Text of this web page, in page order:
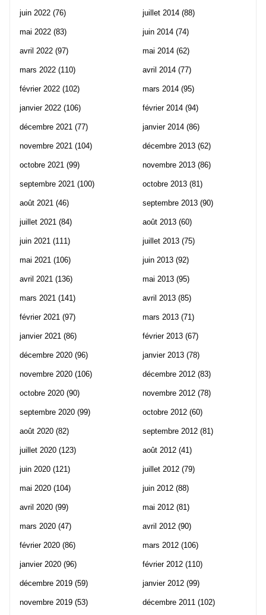
juin 2022 (76)
mai 2022 (83)
avril 2022 (97)
mars 2022 (110)
février 2022 (102)
janvier 2022 (106)
décembre 2021 (77)
novembre 2021 (104)
octobre 2021 (99)
septembre 2021 (100)
août 2021 (46)
juillet 2021 (84)
juin 2021 (111)
mai 2021 (106)
avril 2021 (136)
mars 2021 (141)
février 2021 (97)
janvier 2021 (86)
décembre 2020 (96)
novembre 2020 (106)
octobre 2020 (90)
septembre 2020 (99)
août 2020 (82)
juillet 2020 (123)
juin 2020 (121)
mai 2020 (104)
avril 2020 (99)
mars 2020 (47)
février 2020 (86)
janvier 2020 (96)
décembre 2019 (59)
novembre 2019 (53)
juillet 2014 (88)
juin 2014 (74)
mai 2014 (62)
avril 2014 (77)
mars 2014 (95)
février 2014 (94)
janvier 2014 (86)
décembre 2013 (62)
novembre 2013 (86)
octobre 2013 (81)
septembre 2013 (90)
août 2013 (60)
juillet 2013 (75)
juin 2013 (92)
mai 2013 (95)
avril 2013 (85)
mars 2013 (71)
février 2013 (67)
janvier 2013 (78)
décembre 2012 (83)
novembre 2012 (78)
octobre 2012 (60)
septembre 2012 (81)
août 2012 (41)
juillet 2012 (79)
juin 2012 (88)
mai 2012 (81)
avril 2012 (90)
mars 2012 (106)
février 2012 (110)
janvier 2012 (99)
décembre 2011 (102)